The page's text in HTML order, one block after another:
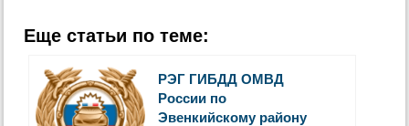
Еще статьи по теме:
РЭГ ГИБДД ОМВД
России по
Эвенкийскому району